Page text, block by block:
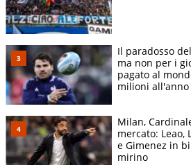
Il paradosso
ma non per i
pagato al
milioni all'anno
Milan,
mercato: Leao,
e Gimenez in
mirino